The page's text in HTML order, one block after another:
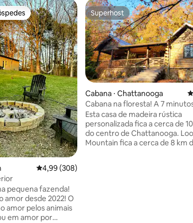
226 avaliações
dos hóspedes
4,99 de uma avaliação média de 5, 308
4,99 (308)
pequena fazenda!
desde 2022! O
amor pelos animais
em amor por
Superhost
Superhost
Cabana ⋅ Chattanooga
Cabana na floresta! A 7
centro da cidade!
Esta casa de madeira rústica
personalizada fica a cerca de
do centro de Chattanooga. Lookout
Mountain fica a cerca de 8 km